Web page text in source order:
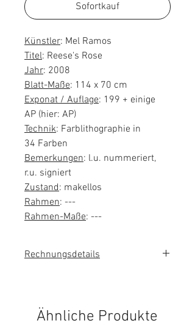
Sofortkauf
Künstler: Mel Ramos
Titel: Reese's Rose
Jahr: 2008
Blatt-Maße: 114 x 70 cm
Exponat / Auflage: 199 + einige
AP (hier: AP)
Technik: Farblithographie in
34 Farben
Bemerkungen: l.u. nummeriert,
r.u. signiert
Zustand: makellos
Rahmen: ---
Rahmen-Maße: ---
Rechnungsdetails
keine Umsatzsteuer auf der
Rechnung ausgewiesen.
Ähnliche Produkte